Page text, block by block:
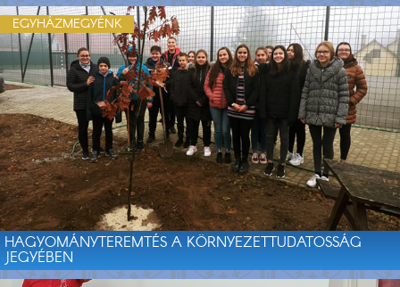
HAGYOMÁNYTEREMTÉS A KÖRNYEZETTUDATOSSÁG
JEGYÉBEN
EGYHÁZMEGYÉNK